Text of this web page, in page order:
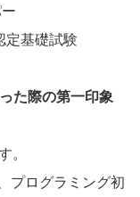
定基礎試験
た際の第一印象
プログラミング初